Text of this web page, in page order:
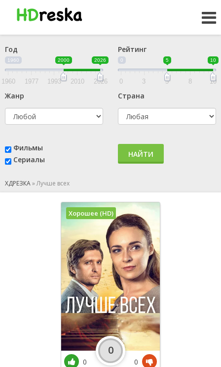
Год
1960 2000 2026
1960 1977 1993 2010 2026
Рейтинг
0 5 10
0 3 5 8 10
Жанр Страна
Фильмы
Сериалы
НАЙТИ
ХДРЕЗКА»Лучше всех
Хорошее (HD)
0
0
0